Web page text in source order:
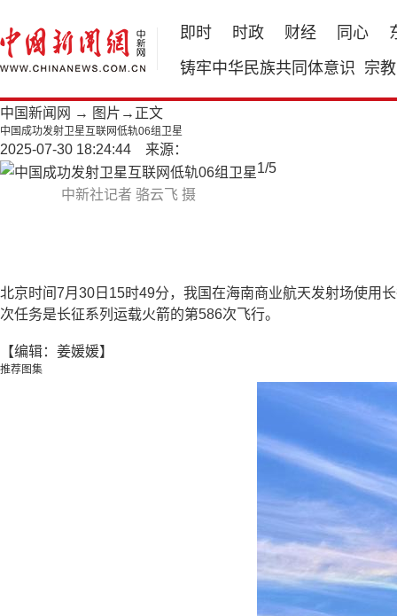
即时 时政 财经 同心
铸牢中华民族共同体意识 宗教
中国新闻网 → 图片 →正文
中国成功发射卫星互联网低轨06组卫星
2025-07-30 18:24:44 来源：
中新社记者 骆云飞 摄
1/5
北京时间7月30日15时49分，我国在海南商业航天发射场使用
次任务是长征系列运载火箭的第586次飞行。
【编辑：姜媛媛】
推荐图集